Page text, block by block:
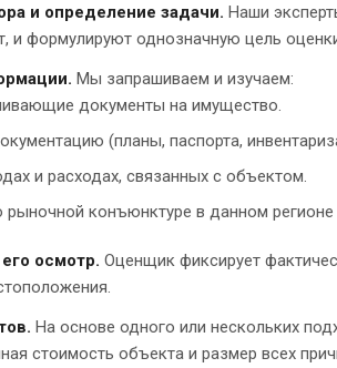
и определение задачи. Наши
и формулируют однозначную цель
Мы запрашиваем и изучаем:
документы на имущество.
(планы, паспорта,
и расходах, связанных с объектом.
конъюнктуре в данном регионе
осмотр. Оценщик фиксирует
На основе одного или нескольких
стоимость объекта и размер всех